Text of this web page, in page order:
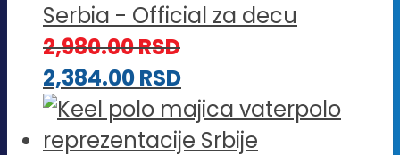
Serbia - Official za decu
2,980.00RSD
2,384.00RSD